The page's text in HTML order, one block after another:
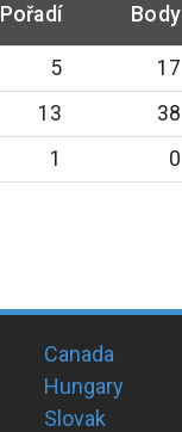
Pořadí Body
5 17
13 38
1 0
Canada
Hungary
Slovak